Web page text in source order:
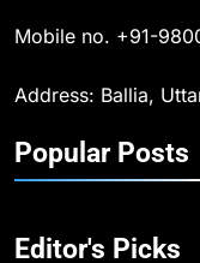
9
10
Mobile no. +91-
Address: Ballia,
Popular Posts
Editor's Picks